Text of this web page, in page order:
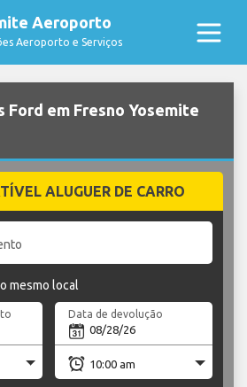
Aeroporto
Aeroporto e Serviços
Ford em Fresno Yosemite
ALUGUER DE CARRO
mesmo local
Data de devolução